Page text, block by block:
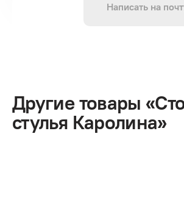
Написать на
Другие товары
стулья Каролина»